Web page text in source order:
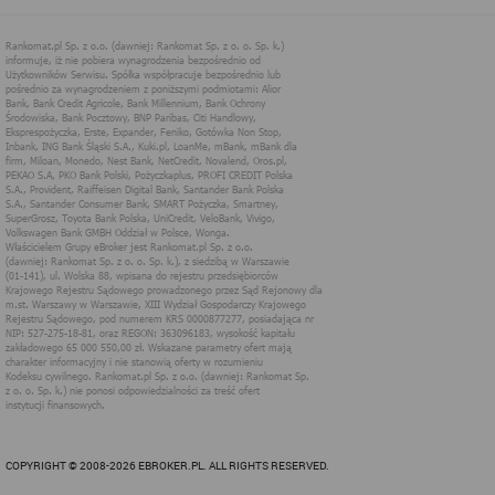
COPYRIGHT © 2008-2026 EBROKER.PL. ALL RIGHTS RESERVED.
sposobie korzystania przez użytkownika z tych stron
internetowych.
Każdy użytkownik ma prawo wyboru w zakresie udostępniania
informacji, które go dotyczą.
1. Pliki "cookies"
Pliki typu "cookies" ("ciasteczka"), to informacje, zapisywane
przez przeglądarkę użytkownika, obejmujące zawartość tekstową
które mogą zawierać dane osobowe w postaci adresu IP
komputera oraz unikalnego identyfikatora urządzenia zapisanego w
pliku. Pliki te nie są przechowywane na serwerach spółki, a dane z
nich są odczytywane jedynie podczas wizyty na stronie. Dzięki
plikom cookies strony internetowe pamiętają preferencje
użytkownika, np. ulubione strony internetowe. Pliki cookies nie
identyfikują użytkownika poprzez takie dane jak imię czy nazwisko
i nie są zbierane w ramach technologii cookies, nie mają wpływu
na sprzęt i oprogramowanie użytkownika. Więcej informacji o
plikach "cookies" można znaleźć na stronie
ies.org/
2. W jakim celu wykorzystywane są pliki
zawartości strony internetowej do oczekiwań i potrzeb danego